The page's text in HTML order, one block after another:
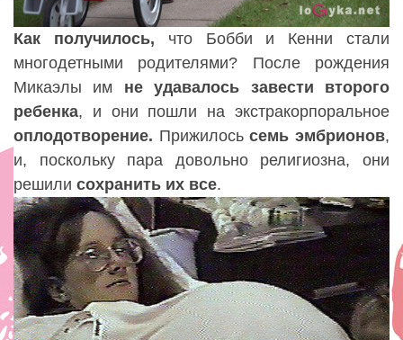
Как получилось, что Бобби и Кенни стали
многодетными родителями? После рождения
Микаэлы им не удавалось завести второго
ребенка, и они пошли на экстракорпоральное
оплодотворение. Прижилосьсемь эмбрионов,
и, поскольку пара довольно религиозна, они
решили сохранить их все.